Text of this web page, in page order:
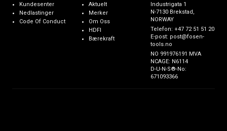
Kundesenter
Nedlastinger
Code Of Conduct
Aktuelt
Merker
Om Oss
HDFI
Bærekraft
Industrigata 1
N-7130 Brekstad,
NORWAY
Telefon:+47 72 51 51 20
E-post: post@fosen-
tools.no
NO 991976191 MVA
NCAGE: N6114
D-U-N-S®-No:
671093366